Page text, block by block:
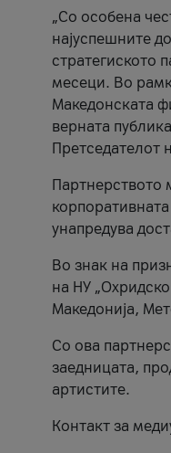
„Со особена
најуспешните
стратегиското
месеци. Во
Македонската
верната
Претседателот
Партнерството
унапредува
Во знак на
на НУ
Македонија,
Со ова
заедницата,
артистите.
Контакт за